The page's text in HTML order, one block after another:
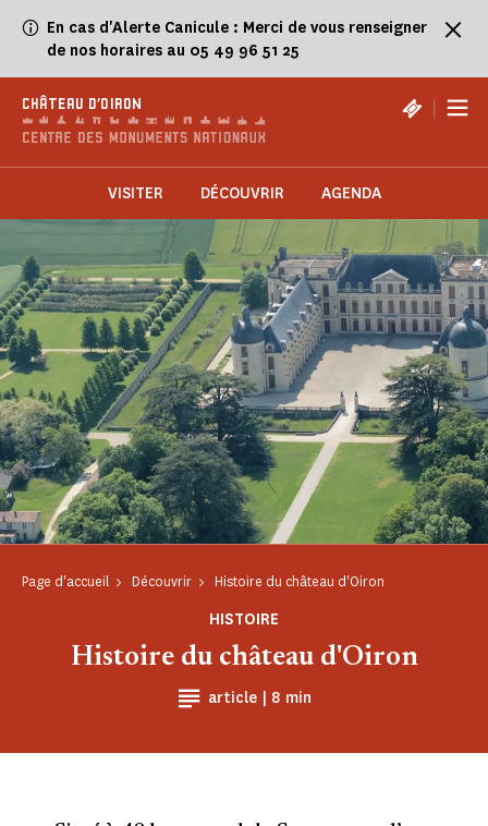
En cas d'Alerte Canicule : Merci de vous renseigner
de nos horaires au 05 49 96 51 25
CHÂTEAU D'OIRON |
VISITER DÉCOUVRIR AGENDA
Page d'accueil Découvrir Histoire du château d'Oiron
HISTOIRE
article | Temps de Lecture
8 min
Histoire du château d'Oiron